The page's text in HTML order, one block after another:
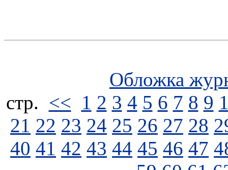
Обложка
стp. << 1 2 3 4 5 6 7 8 9
21 22 23 24 25 26 27 28
40 41 42 43 44 45 46 47